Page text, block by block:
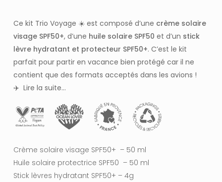
initial
était :
34.70€.
actuel
est :
27.76€.
Ce kit Trio Voyage ☀️ est composé d’une crème solaire
visage SPF50+, d’une huile solaire SPF50 et d’un stick
lèvre hydratant et protecteur SPF50+. C’est le kit
parfait pour partir en vacance bien protégé car il ne
contient que des formats acceptés dans les avions !
✈️ Lire la suite…
Crème solaire visage SPF50+ – 50 ml
Huile solaire protectrice SPF50 – 50 ml
Stick lèvres hydratant SPF50+ – 4g